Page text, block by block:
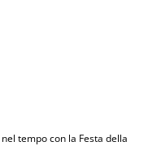
tempo con la Festa della